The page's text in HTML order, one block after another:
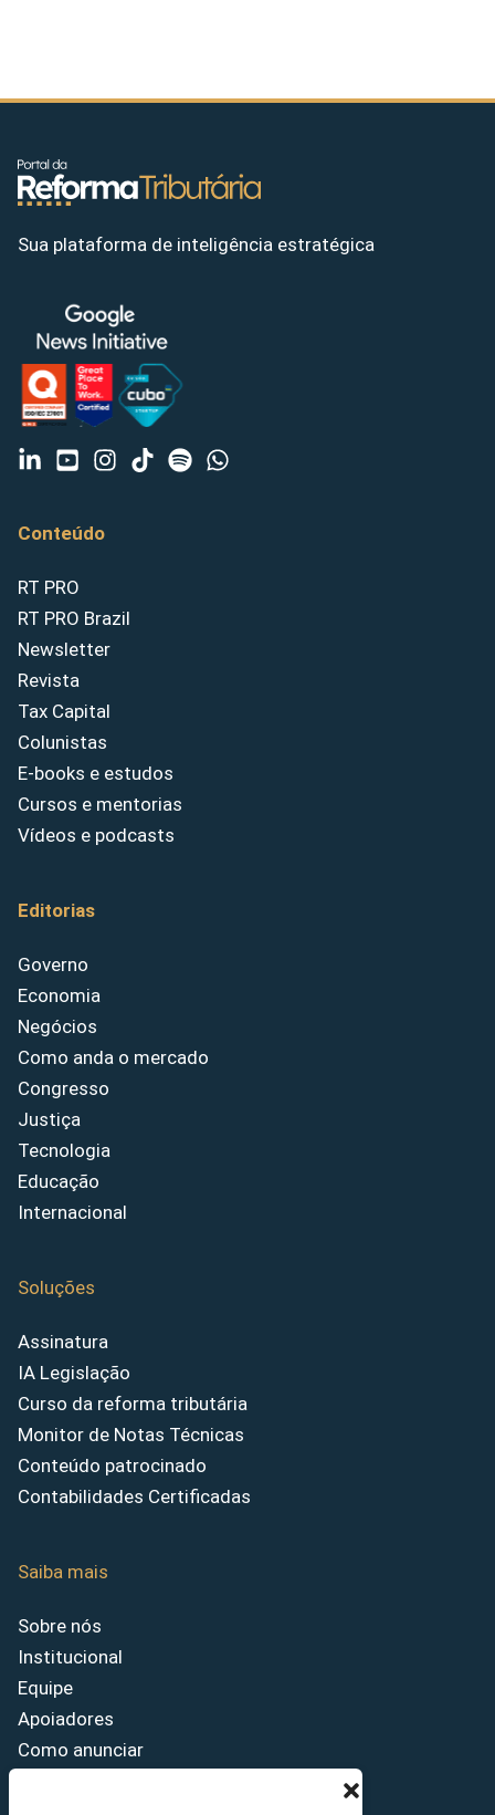
Sua plataforma de inteligência estratégica
Conteúdo
RT PRO
RT PRO Brazil
Newsletter
Revista
Tax Capital
Colunistas
E-books e estudos
Cursos e mentorias
Vídeos e podcasts
Editorias
Governo
Economia
Negócios
Como anda o mercado
Congresso
Justiça
Tecnologia
Educação
Internacional
Soluções
Assinatura
IA Legislação
Curso da reforma tributária
Monitor de Notas Técnicas
Conteúdo patrocinado
Contabilidades Certificadas
Saiba mais
Sobre nós
Institucional
Equipe
Apoiadores
Como anunciar